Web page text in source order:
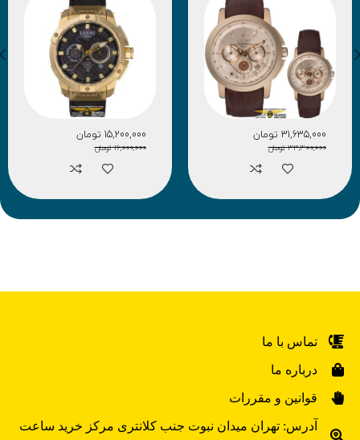
33,300,000تومان
31,635,000 تومان
16,000,000تومان
15,200,000 تومان
تماس با ما
درباره ما
قوانین و مقررات
آدرس: تهران میدان نبوت جنب کلانتری مرکز خرید ساعت